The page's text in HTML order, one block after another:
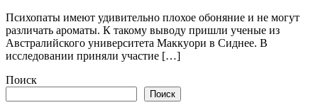
Психопаты имеют удивительно плохое обоняние и не могут
различать ароматы. К такому выводу пришли ученые из
Австралийского университета Маккуори в Сиднее. В
исследовании приняли участие […]
Поиск
Поиск